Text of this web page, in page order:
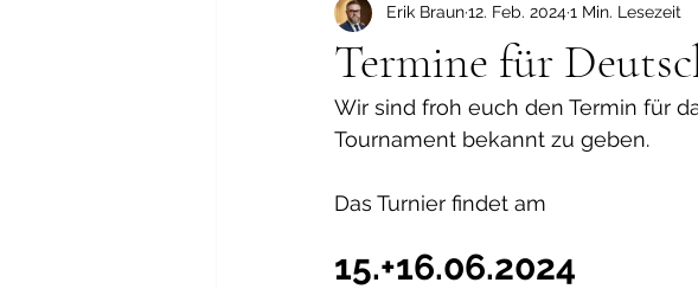
Termine für
Erik Braun12. Feb. 20241 Min. Lesezeit
Wir sind froh euch den Termin für
Tournament bekannt zu geben.
Das Turnier findet am
15.+16.06.2024